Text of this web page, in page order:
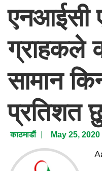
एनआईसी
ग्राहकले
सामान
प्रतिशत
काठमाडाैं May 25, 2020